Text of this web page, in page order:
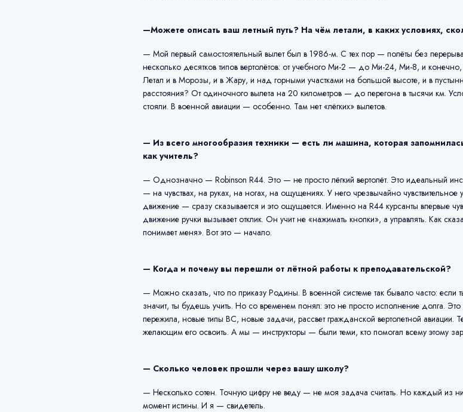
—Можете описать ваш летный путь? На чём летали, в каких условиях,
— Мой первый самостоятельный вылет был в 1986-м. С тех пор — полёты без
несколько десятков типов вертолётов: от учебного Ми-2 — до Ми-24, Ми-8, и
Летал и в Морозы, и в Жару, и над горными участками на большой высоте, и в
расстояния? От одиночного вылета на 20 километров — до перегона в тысячи км.
стояли. В военной авиации — особенно. Там нет «лёгких» вылетов.
— Из всего многообразия техники — есть ли машина, которая
как учитель?
— Однозначно — Robinson R44. Это — не просто лёгкий вертолёт. Это идеальный
— на чувствах, на руках, на ногах, на ощущениях. У него чрезвычайно
движение — сразу сказывается и это ощущается. Именно на R44 курсанты впервые
движение ручки вызывает отклик. Он учит не «нажимать кнопки», а управлять. Как
понимает меня». Вот это — начало.
— Когда и почему вы перешли от лётной работы к преподавательской?
— Можно сказать, что по приказу Родины. В военной системе так бывало часто:
значит, ты будешь учить. Но со временем понял: это не просто исполнение долга.
пережила, новые типы ВС, новые задачи, рассвет гражданской вертолетной авиации.
желающим его освоить. А мы — инструкторы — были теми, кто помогал всему этому
— Сколько человек прошли через вашу школу?
— Несколько сотен. Точную цифру не веду — не моя задача считать. Но каждый из
момент истины. И я — свидетель.